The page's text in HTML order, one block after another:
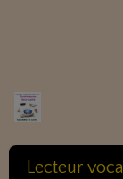
Lecteur vocal